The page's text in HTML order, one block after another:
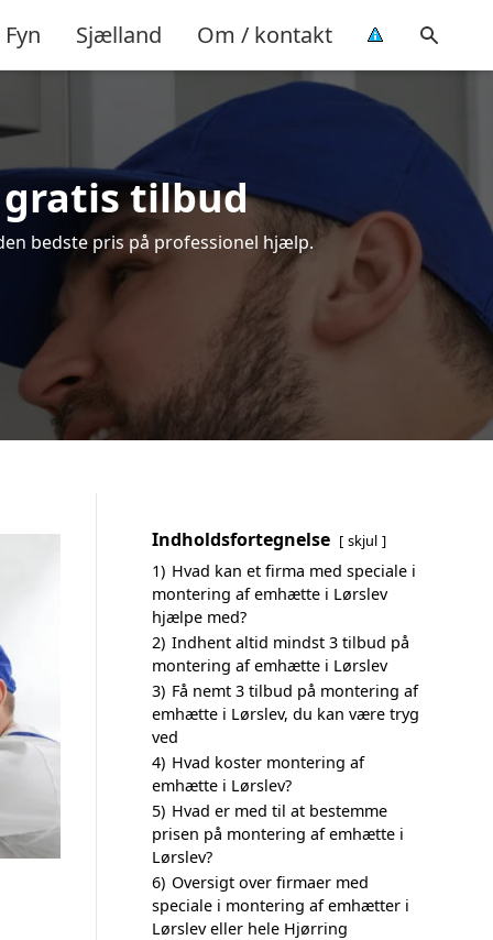
Fyn Sjælland Om / kontakt
tilbud
bedste pris på professionel hjælp.
Indholdsfortegnelse skjul
1) Hvad kan et firma med speciale i
montering af emhætte i Lørslev
hjælpe med?
2) Indhent altid mindst 3 tilbud på
montering af emhætte i Lørslev
3) Få nemt 3 tilbud på montering af
emhætte i Lørslev, du kan være tryg
ved
4) Hvad koster montering af
emhætte i Lørslev?
5) Hvad er med til at bestemme
prisen på montering af emhætte i
Lørslev?
6) Oversigt over firmaer med
speciale i montering af emhætter i
Lørslev eller hele Hjørring